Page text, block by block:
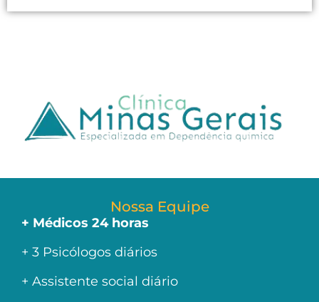
Nossa Equipe
+ Médicos 24 horas
+ 3 Psicólogos diários
+ Assistente social diário